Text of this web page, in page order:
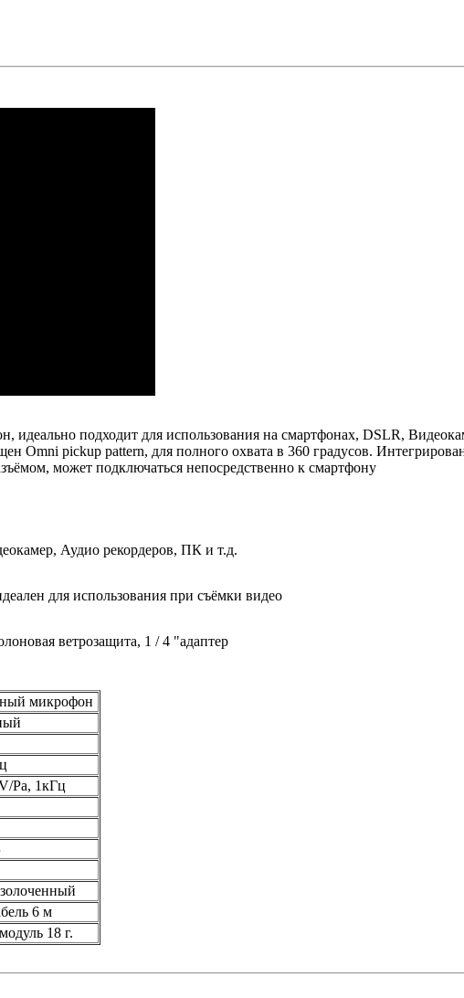
идеально подходит для использования на смартфонах, DSLR,
Omni pickup pattern, для полного охвата в 360 градусов.
может подключаться непосредственно к смартфону
Аудио рекордеров, ПК и т.д.
для использования при съёмки видео
ветрозащита, 1 / 4 "адаптер
микрофон
Pa, 1кГц
6 м
18 г.